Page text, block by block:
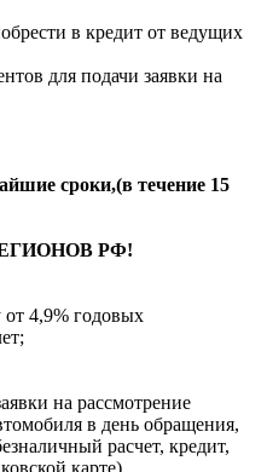
в кредит от ведущих
для подачи заявки на
сроки,(в течение 15
РФ!
от 4,9% годовых
на рассмотрение
в день обращения,
расчет, кредит,
карте).